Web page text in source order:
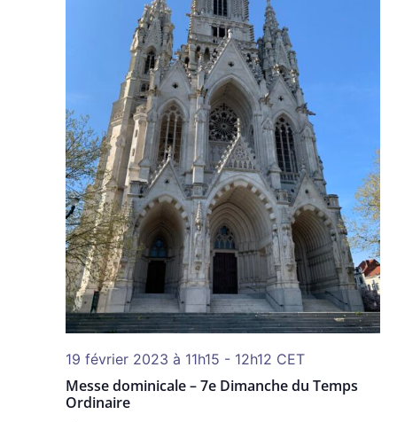
Messe dominicale – 7e Dimanche du Temps
Ordinaire
19 février 2023 à 11h15 - 12h12 CET